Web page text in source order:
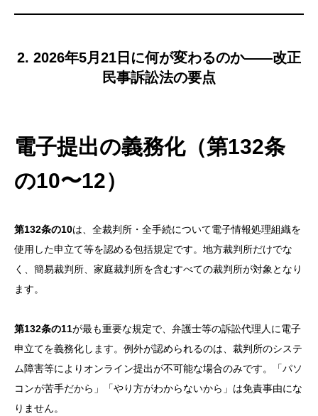
2. 2026年5月21日に何が変わるのか——改正
民事訴訟法の要点
電子提出の義務化（第132条
の10〜12）
第132条の10は、全裁判所・全手続について電子情報処理組織を
使用した申立て等を認める包括規定です。地方裁判所だけでな
く、簡易裁判所、家庭裁判所を含むすべての裁判所が対象となり
ます。
第132条の11が最も重要な規定で、弁護士等の訴訟代理人に電子
申立てを義務化します。例外が認められるのは、裁判所のシステ
ム障害等によりオンライン提出が不可能な場合のみです。「パソ
コンが苦手だから」「やり方がわからないから」は免責事由にな
りません。